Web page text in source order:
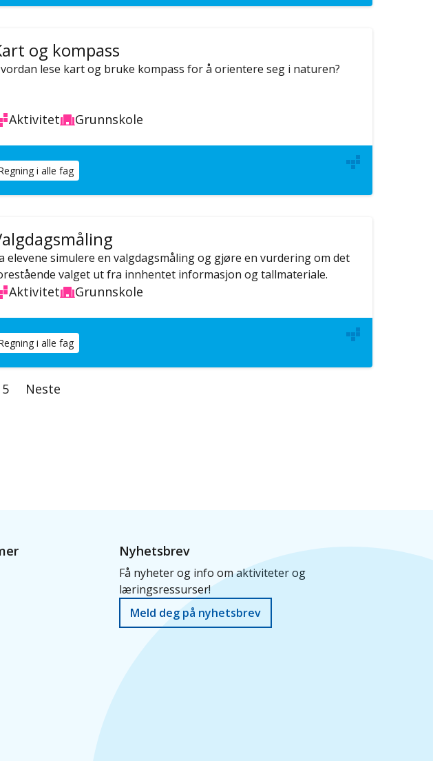
og kompass
lese kart og bruke kompass for å orientere seg i naturen?
Aktivitet Grunnskole
i alle fag
elevene simulere en valgdagsmåling og gjøre en vurdering om det
valget ut fra innhentet informasjon og tallmateriale.
Aktivitet Grunnskole
i alle fag
Side
5
Neste
Neste
Nyhetsbrev
Få nyheter og info om aktiviteter og
læringsressurser!
Meld deg på nyhetsbrev